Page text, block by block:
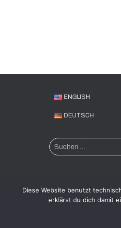
ENGLISH
DEUTSCH
S
u
Suchen …
Diese Website benutzt
erklärst du dich damit